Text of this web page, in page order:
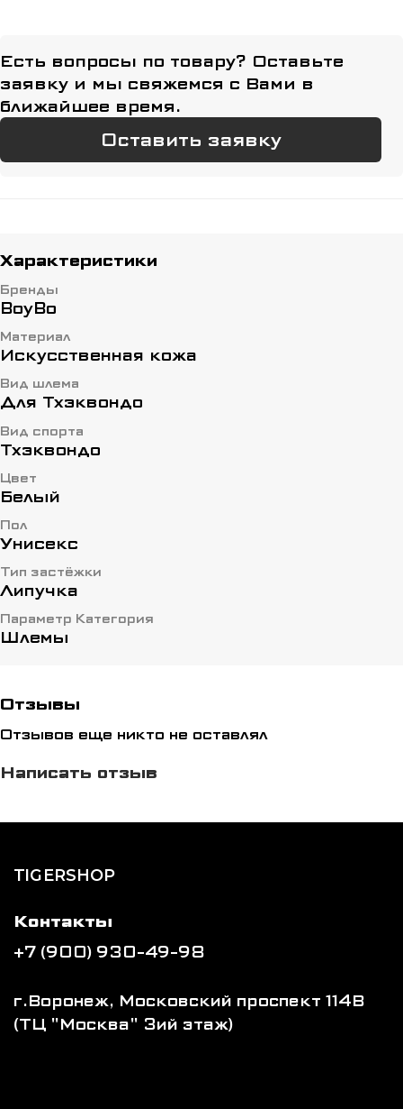
Есть вопросы по товару? Оставьте
заявку и мы свяжемся с Вами в
ближайшее время.
Оставить заявку
Характеристики
Бренды
BoyBo
Материал
Искусственная кожа
Вид шлема
Для Тхэквондо
Вид спорта
Тхэквондо
Цвет
Белый
Пол
Унисекс
Тип застёжки
Липучка
Параметр Категория
Шлемы
Отзывы
Отзывов еще никто не оставлял
Написать отзыв
TIGERSHOP
Контакты
+7 (900) 930-49-98
г.Воронеж, Московский проспект 114В
(ТЦ "Москва" 3ий этаж)